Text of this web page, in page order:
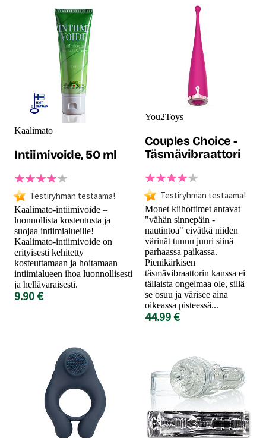
Kaalimato
Intiimivoide, 50 ml
Testiryhmän testaama!
Kaalimato-intiimivoide –
luonnollista kosteutusta ja
suojaa intiimialueille!
Kaalimato-intiimivoide on
erityisesti kehitetty
kosteuttamaan ja hoitamaan
intiimialueen ihoa luonnollisesti
ja hellävaraisesti.
9.90 €
You2Toys
Couples Choice -
Täsmävibraattori
Testiryhmän testaama!
Monet kiihottimet antavat
"vähän sinnepäin -
nautintoa" eivätkä niiden
värinät tunnu juuri siinä
parhaassa paikassa.
Pienikärkisen
täsmävibraattorin kanssa ei
tällaista ongelmaa ole, sillä
se osuu ja värisee aina
oikeassa pisteessä...
44.99 €